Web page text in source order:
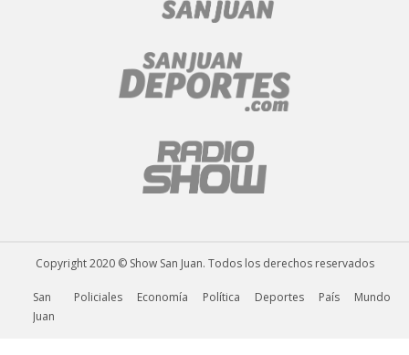
Copyright 2020 © Show San Juan. Todos los derechos reservados
San
Juan
Policiales Economía Política Deportes País Mundo